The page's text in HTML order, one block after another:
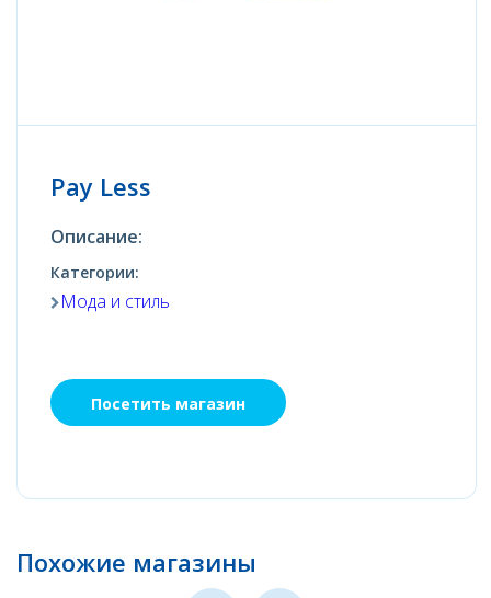
Pay Less
Описание:
Категории:
Мода и стиль
Посетить магазин
Похожие магазины